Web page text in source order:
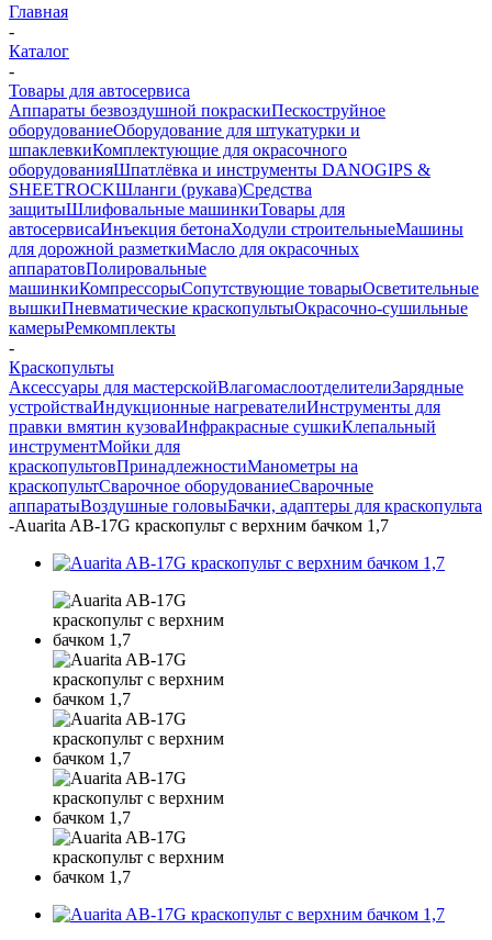
Главная
-
Каталог
-
Товары для автосервиса
Аппараты безвоздушной покраскиПескоструйное
оборудованиеОборудование для штукатурки и
шпаклевкиКомплектующие для окрасочного
оборудованияШпатлёвка и инструменты DANOGIPS &
SHEETROCKШланги (рукава)Средства
защитыШлифовальные машинкиТовары для
автосервисаИнъекция бетонаХодули строительныеМашины
для дорожной разметкиМасло для окрасочных
аппаратовПолировальные
машинкиКомпрессорыСопутствующие товарыОсветительные
вышкиПневматические краскопультыОкрасочно-сушильные
камерыРемкомплекты
-
Краскопульты
Аксессуары для мастерскойВлагомаслоотделителиЗарядные
устройстваИндукционные нагревателиИнструменты для
правки вмятин кузоваИнфракрасные сушкиКлепальный
инструментМойки для
краскопультовПринадлежностиМанометры на
краскопультСварочное оборудованиеСварочные
аппаратыВоздушные головыБачки, адаптеры для краскопульта
-Auarita AB-17G краскопульт с верхним бачком 1,7